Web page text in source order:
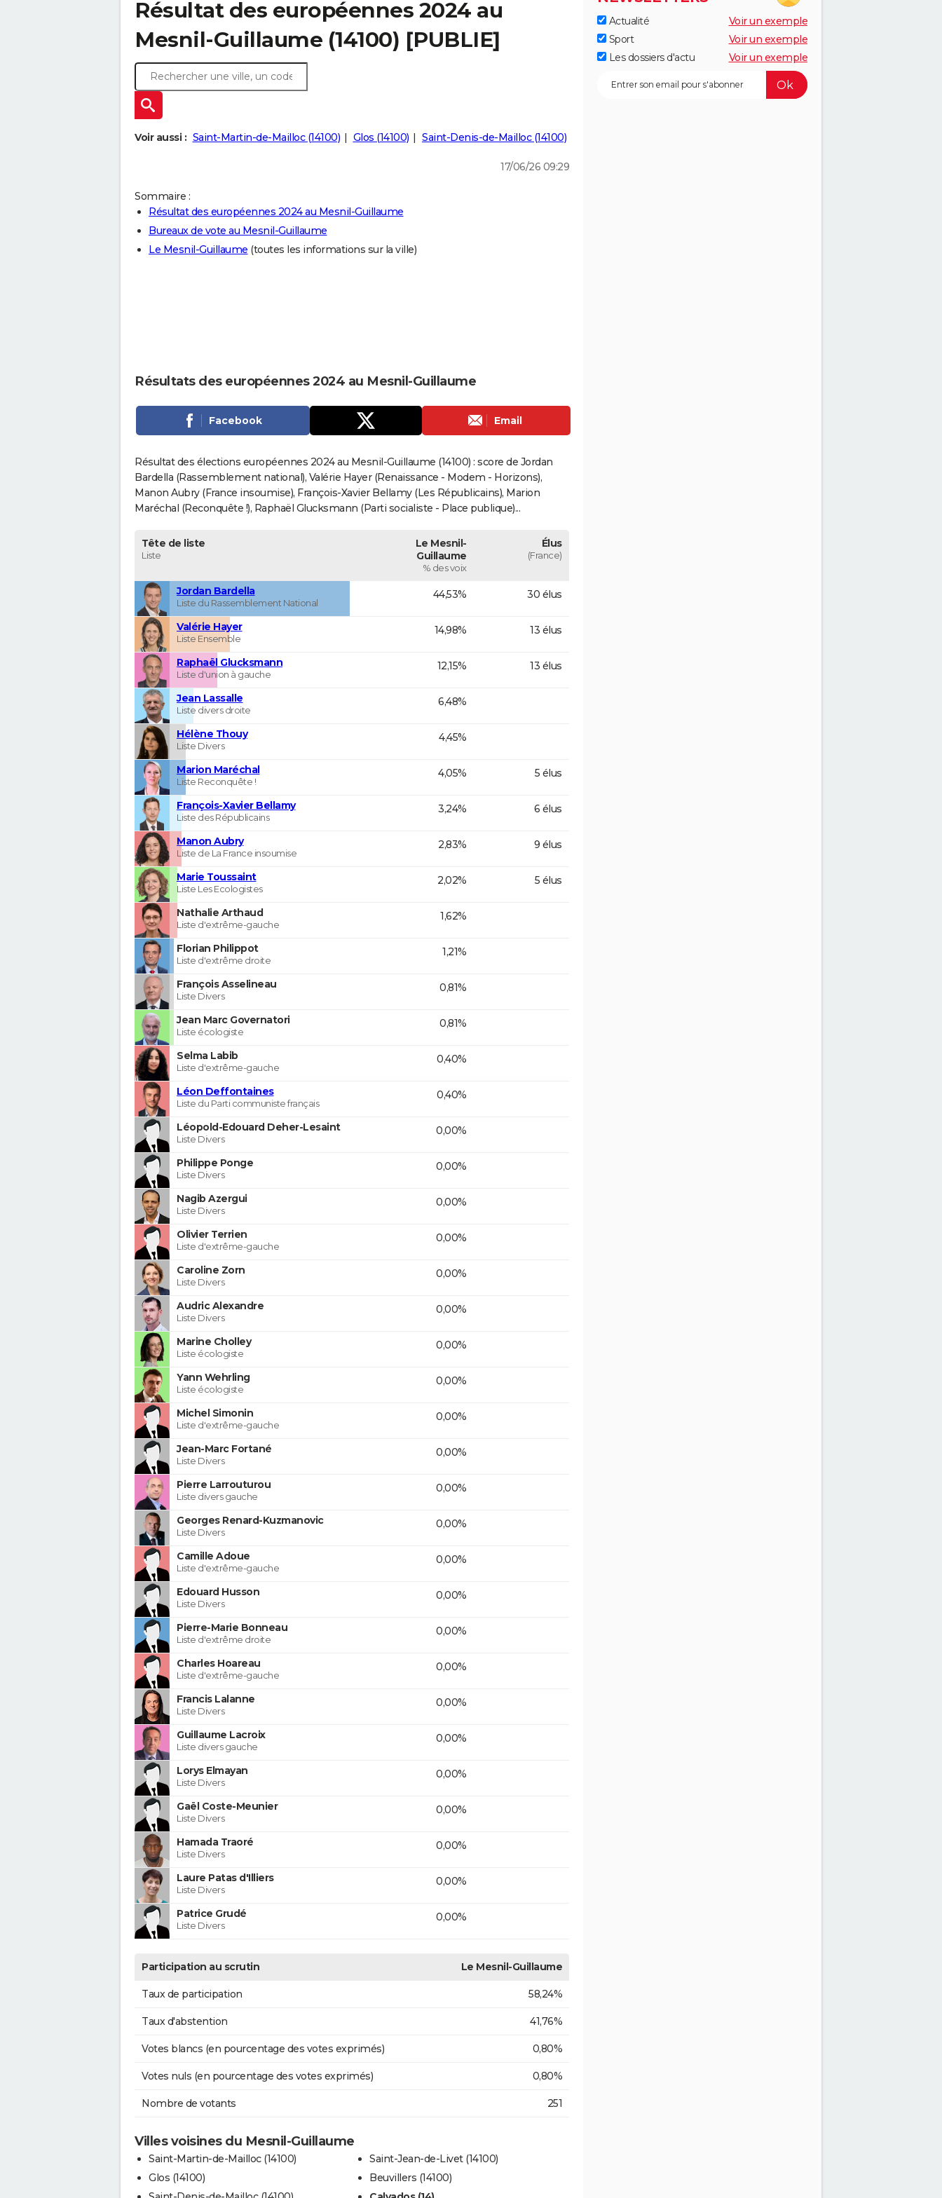
Résultat des européennes 2024 au
Mesnil-Guillaume (14100) [PUBLIE]
Voir aussi : Saint-Martin-de-Mailloc (14100) Glos (14100) Saint-Denis-de-Mailloc (14100)
17/06/26 09:29
Sommaire :
Résultat des européennes 2024 au Mesnil-Guillaume
Bureaux de vote au Mesnil-Guillaume
Le Mesnil-Guillaume (toutes les informations sur la ville)
Résultats des européennes 2024 au Mesnil-Guillaume
Facebook Email
Résultat des élections européennes 2024 au Mesnil-Guillaume (14100) : score de Jordan
Bardella (Rassemblement national), Valérie Hayer (Renaissance - Modem - Horizons),
Manon Aubry (France insoumise), François-Xavier Bellamy (Les Républicains), Marion
Maréchal (Reconquête !), Raphaël Glucksmann (Parti socialiste - Place publique)...
Tête de liste
Liste
Le Mesnil-
Guillaume
% des voix
Élus
(France)
Jordan Bardella
Liste du Rassemblement National
44,53% 30 élus
Valérie Hayer
Liste Ensemble
14,98% 13 élus
Raphaël Glucksmann
Liste d'union à gauche
12,15% 13 élus
Jean Lassalle
Liste divers droite
6,48%
Hélène Thouy
Liste Divers
4,45%
Marion Maréchal
Liste Reconquête !
4,05% 5 élus
François-Xavier Bellamy
Liste des Républicains
3,24% 6 élus
Manon Aubry
Liste de La France insoumise
2,83% 9 élus
Marie Toussaint
Liste Les Ecologistes
2,02% 5 élus
Nathalie Arthaud
Liste d'extrême-gauche
1,62%
Florian Philippot
Liste d'extrême droite
1,21%
François Asselineau
Liste Divers
0,81%
Jean Marc Governatori
Liste écologiste
0,81%
Selma Labib
Liste d'extrême-gauche
0,40%
Léon Deffontaines
Liste du Parti communiste français
0,40%
Léopold-Edouard Deher-Lesaint
Liste Divers
0,00%
Philippe Ponge
Liste Divers
0,00%
Nagib Azergui
Liste Divers
0,00%
Olivier Terrien
Liste d'extrême-gauche
0,00%
Caroline Zorn
Liste Divers
0,00%
Audric Alexandre
Liste Divers
0,00%
Marine Cholley
Liste écologiste
0,00%
Yann Wehrling
Liste écologiste
0,00%
Michel Simonin
Liste d'extrême-gauche
0,00%
Jean-Marc Fortané
Liste Divers
0,00%
Pierre Larrouturou
Liste divers gauche
0,00%
Georges Renard-Kuzmanovic
Liste Divers
0,00%
Camille Adoue
Liste d'extrême-gauche
0,00%
Edouard Husson
Liste Divers
0,00%
Pierre-Marie Bonneau
Liste d'extrême droite
0,00%
Charles Hoareau
Liste d'extrême-gauche
0,00%
Francis Lalanne
Liste Divers
0,00%
Guillaume Lacroix
Liste divers gauche
0,00%
Lorys Elmayan
Liste Divers
0,00%
Gaël Coste-Meunier
Liste Divers
0,00%
Hamada Traoré
Liste Divers
0,00%
Laure Patas d'Illiers
Liste Divers
0,00%
Patrice Grudé
Liste Divers
0,00%
Participation au scrutin Le Mesnil-Guillaume
Taux de participation 58,24%
Taux d'abstention 41,76%
Votes blancs (en pourcentage des votes exprimés) 0,80%
Votes nuls (en pourcentage des votes exprimés) 0,80%
Nombre de votants 251
Villes voisines du Mesnil-Guillaume
Saint-Martin-de-Mailloc (14100)
Glos (14100)
Saint-Jean-de-Livet (14100)
Beuvillers (14100)
Actualité
Voir un exemple
Sport
Voir un exemple
Les dossiers d'actu
Voir un exemple